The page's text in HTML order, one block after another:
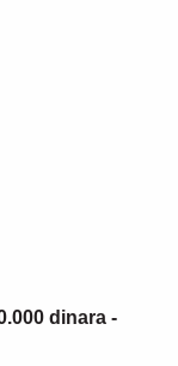
dinara -